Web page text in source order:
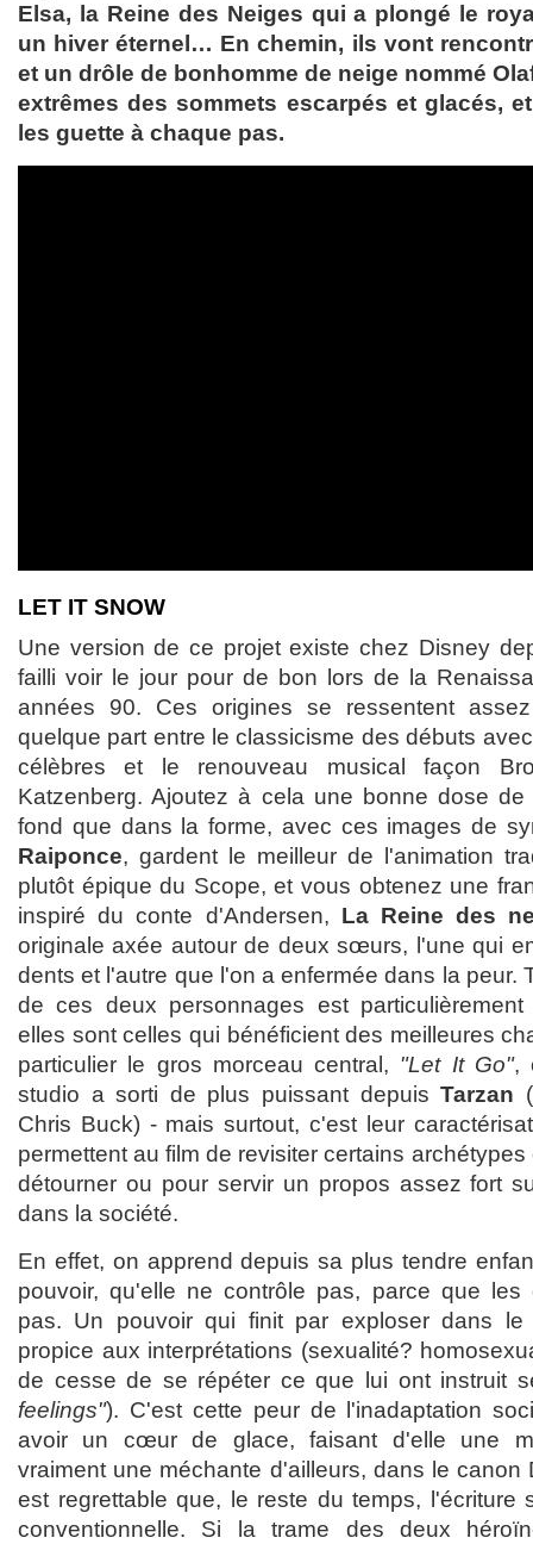
Elsa, la Reine des Neiges qui a plongé le
un hiver éternel… En chemin, ils vont
et un drôle de bonhomme de neige nommé
extrêmes des sommets escarpés et glacés,
les guette à chaque pas.
LET IT SNOW
Une version de ce projet existe chez Disney
failli voir le jour pour de bon lors de la
années 90. Ces origines se ressentent
quelque part entre le classicisme des débuts
célèbres et le renouveau musical façon
Katzenberg. Ajoutez à cela une bonne dose
fond que dans la forme, avec ces images de
Raiponce, gardent le meilleur de l'animation
plutôt épique du Scope, et vous obtenez une
inspiré du conte d'Andersen, La Reine des
originale axée autour de deux sœurs, l'une qui
dents et l'autre que l'on a enfermée dans la peur.
de ces deux personnages est
elles sont celles qui bénéficient des meilleures
particulier le gros morceau central, "Let It Go",
studio a sorti de plus puissant depuisTarzan
Chris Buck) - mais surtout, c'est leur
permettent au film de revisiter certains
détourner ou pour servir un propos assez fort
dans la société.
En effet, on apprend depuis sa plus tendre
pouvoir, qu'elle ne contrôle pas, parce que les
pas. Un pouvoir qui finit par exploser dans le
propice aux interprétations (sexualité?
de cesse de se répéter ce que lui ont instruit
feelings"). C'est cette peur de l'inadaptation
avoir un cœur de glace, faisant d'elle une
vraiment une méchante d'ailleurs, dans le canon
est regrettable que, le reste du temps, l'écriture
conventionnelle. Si la trame des deux